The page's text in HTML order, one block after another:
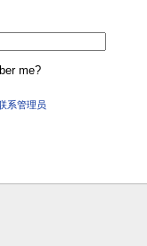
me?
系管理员